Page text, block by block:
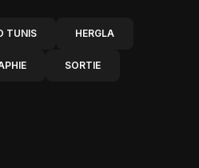
TUNIS HERGLA
SORTIE